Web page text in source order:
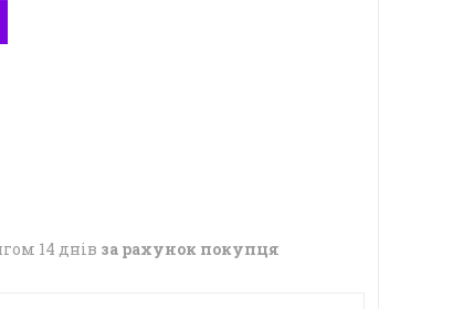
14 днів за рахунок покупця